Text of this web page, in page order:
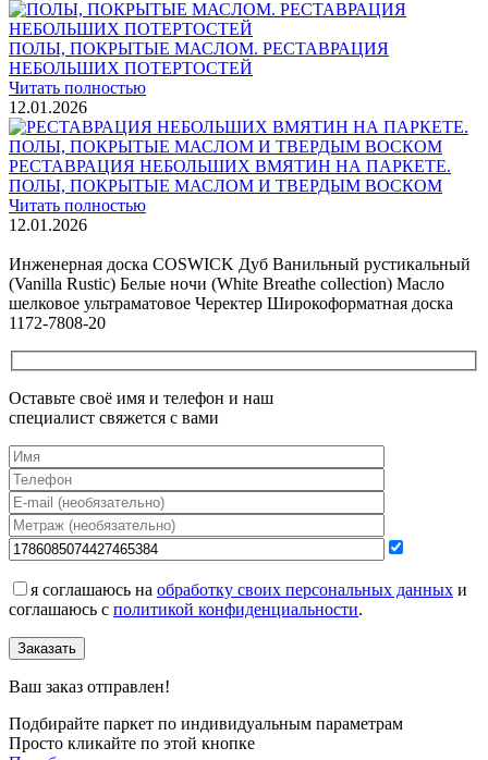
ПОЛЫ, ПОКРЫТЫЕ МАСЛОМ. РЕСТАВРАЦИЯ
НЕБОЛЬШИХ ПОТЕРТОСТЕЙ
Читать полностью
12.01.2026
РЕСТАВРАЦИЯ НЕБОЛЬШИХ ВМЯТИН НА ПАРКЕТЕ.
ПОЛЫ, ПОКРЫТЫЕ МАСЛОМ И ТВЕРДЫМ ВОСКОМ
Читать полностью
12.01.2026
Инженерная доска COSWICK Дуб Ванильный рустикальный
(Vanilla Rustic) Белые ночи (White Breathe collection) Масло
шелковое ультраматовое Черектер Широкоформатная доска
1172-7808-20
Оставьте своё имя и телефон и наш
специалист свяжется с вами
я соглашаюсь на обработку своих персональных данных и
соглашаюсь с политикой конфиденциальности.
Заказать
Ваш заказ отправлен!
Подбирайте паркет по индивидуальным параметрам
Просто кликайте по этой кнопке